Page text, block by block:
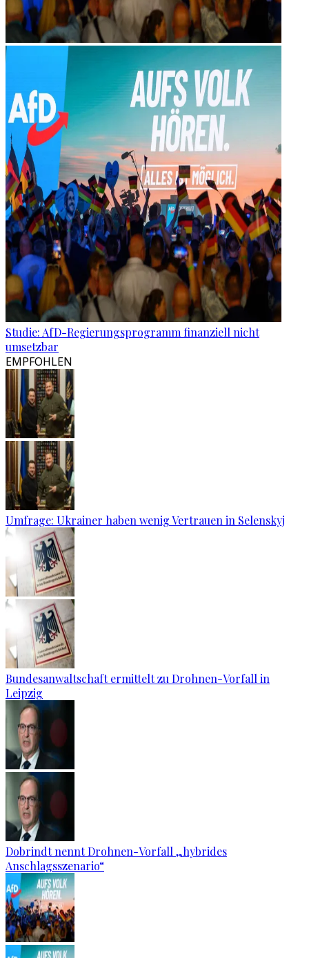
Studie: AfD-Regierungsprogramm finanziell nicht
umsetzbar
EMPFOHLEN
Umfrage: Ukrainer haben wenig Vertrauen in Selenskyj
Bundesanwaltschaft ermittelt zu Drohnen-Vorfall in
Leipzig
Dobrindt nennt Drohnen-Vorfall „hybrides
Anschlagsszenario“